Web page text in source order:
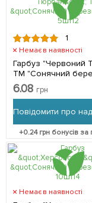
1
Немає в наявності
Гарбуз "Червоний
ТМ "Сонячний
5шт
6.08 грн
Повідомити про
+0.24грн бонусів за
Немає в наявності